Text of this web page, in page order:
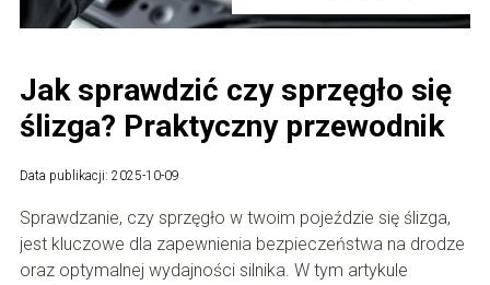
Jak sprawdzić czy sprzęgło się
ślizga? Praktyczny przewodnik
Data publikacji: 2025-10-09
Sprawdzanie, czy sprzęgło w twoim pojeździe się ślizga,
jest kluczowe dla zapewnienia bezpieczeństwa na drodze
oraz optymalnej wydajności silnika. W tym artykule